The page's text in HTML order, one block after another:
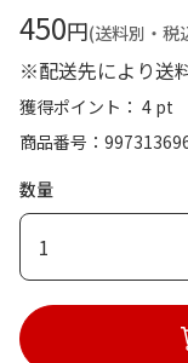
450円(送料別・税
※配送先により送
獲得ポイント： 4 pt
商品番号
数量
1